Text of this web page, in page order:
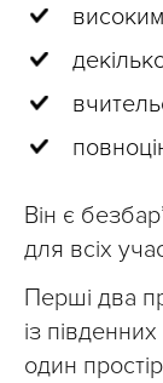
Він є
для всіх
Перші два
із
один